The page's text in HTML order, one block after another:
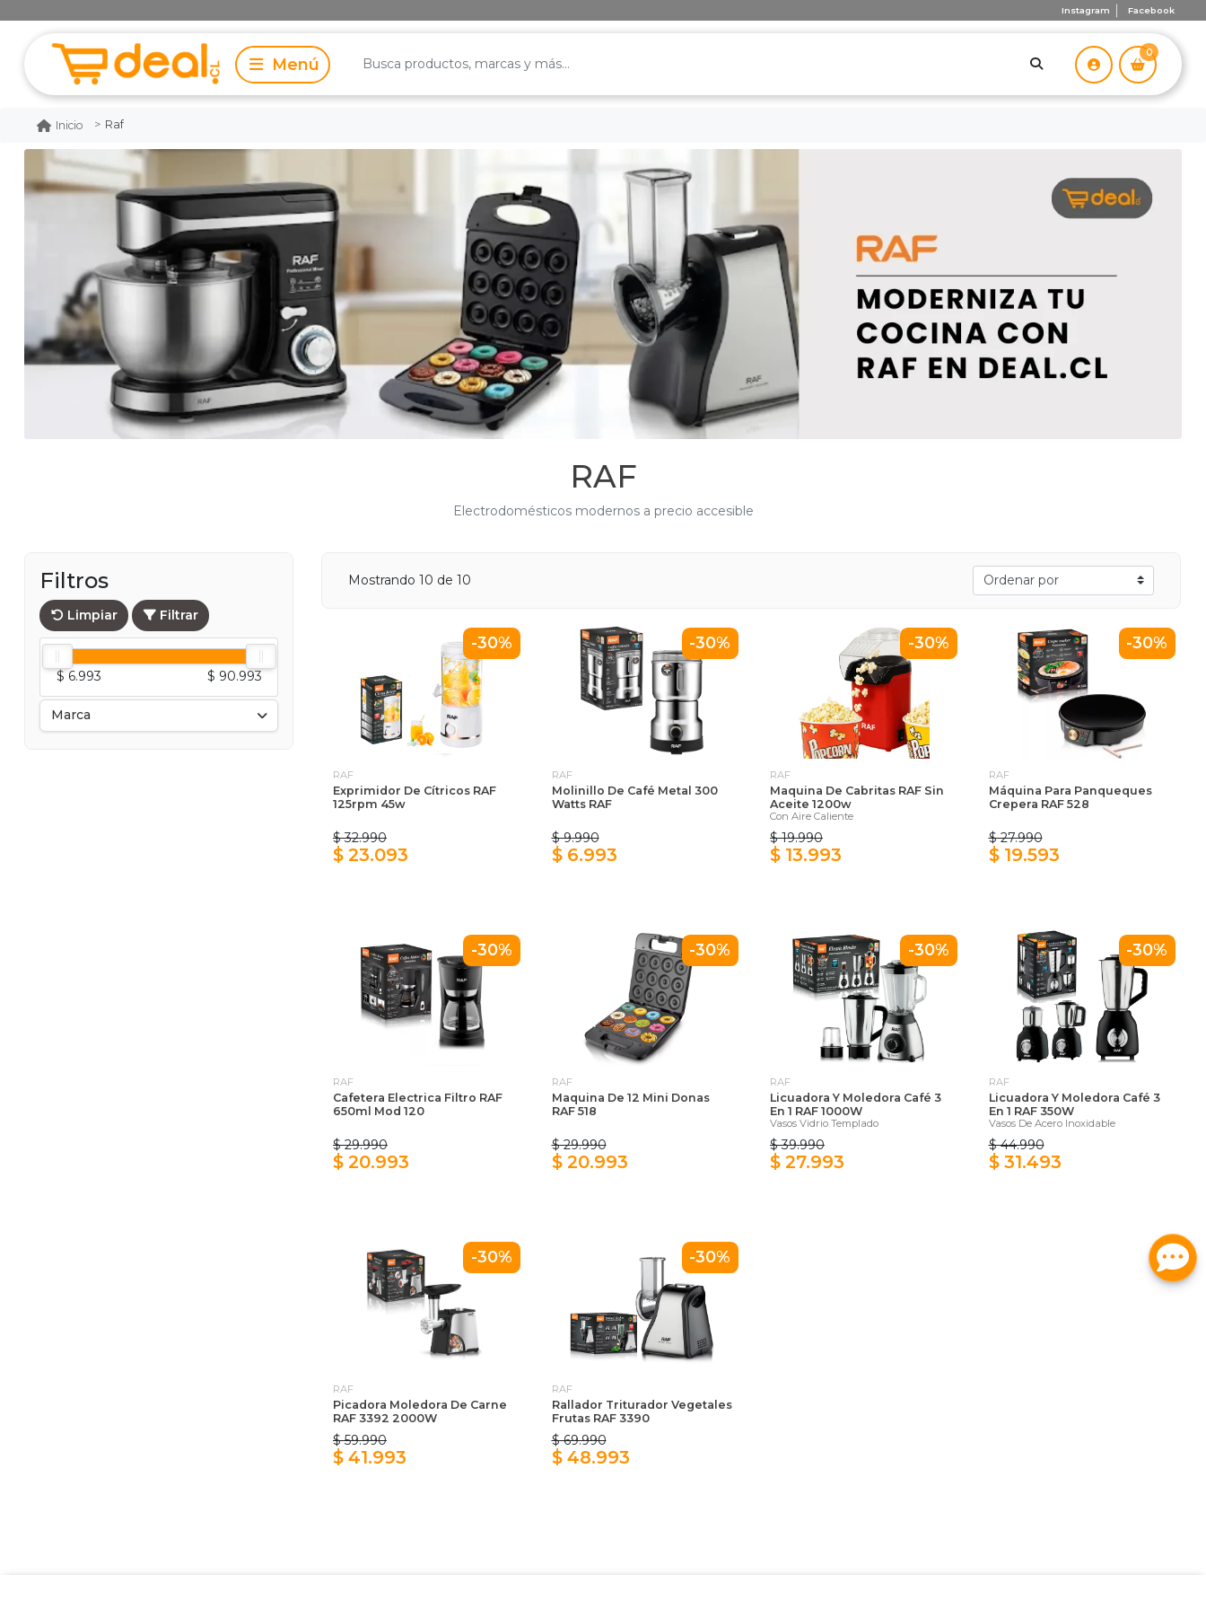
Instagram Facebook
0
Inicio Raf
RAF
Electrodomésticos modernos a precio accesible
Filtros
Limpiar Filtrar
$ 6.993 $ 90.993
Marca
Mostrando 10 de 10
-30%
RAF
Exprimidor De Cítricos RAF
125rpm 45w
$ 32.990
$ 23.093
-30%
RAF
Molinillo De Café Metal 300
Watts RAF
$ 9.990
$ 6.993
-30%
RAF
Maquina De Cabritas RAF Sin
Aceite 1200w
Con Aire Caliente
$ 19.990
$ 13.993
-30%
RAF
Máquina Para Panqueques
Crepera RAF 528
$ 27.990
$ 19.593
-30%
RAF
Cafetera Electrica Filtro RAF
650ml Mod 120
$ 29.990
$ 20.993
-30%
RAF
Maquina De 12 Mini Donas
RAF 518
$ 29.990
$ 20.993
-30%
RAF
Licuadora Y Moledora Café 3
En 1 RAF 1000W
Vasos Vidrio Templado
$ 39.990
$ 27.993
-30%
RAF
Licuadora Y Moledora Café 3
En 1 RAF 350W
Vasos De Acero Inoxidable
$ 44.990
$ 31.493
-30%
RAF
Picadora Moledora De Carne
RAF 3392 2000W
$ 59.990
$ 41.993
-30%
RAF
Rallador Triturador Vegetales
Frutas RAF 3390
$ 69.990
$ 48.993